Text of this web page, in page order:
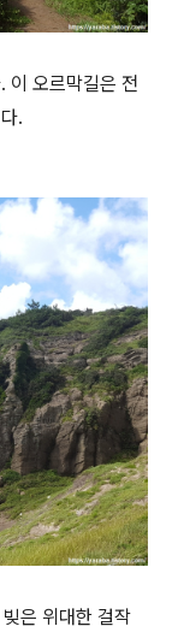
이 오르막길은 전
.
은 위대한 걸작